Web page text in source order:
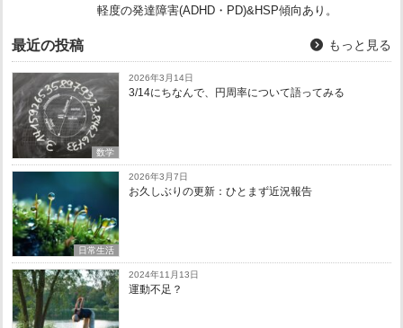
軽度の発達障害(ADHD・PD)&HSP傾向あり。
最近の投稿 もっと見る
数学
2026年3月14日
3/14にちなんで、円周率について語ってみる
日常生活
2026年3月7日
お久しぶりの更新：ひとまず近況報告
2024年11月13日
運動不足？